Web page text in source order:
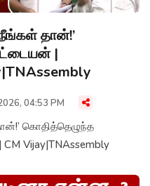
தான்!’
|
04:53 PM
கொதித்தெழுந்த
Vijay|TNAssembly